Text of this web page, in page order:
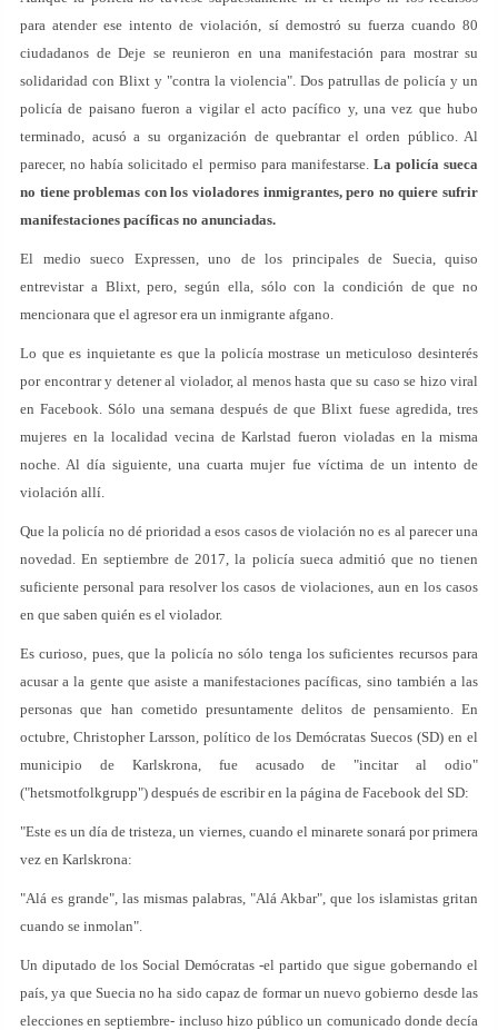
para atender ese intento de violación, sí demostró su fuerza cuando 80
ciudadanos de Deje se reunieron en una manifestación para mostrar su
solidaridad con Blixt y "contra la violencia". Dos patrullas de policía y un
policía de paisano fueron a vigilar el acto pacífico y, una vez que hubo
terminado, acusó a su organización de quebrantar el orden público. Al
parecer, no había solicitado el permiso para manifestarse. La policía sueca
no tiene problemas con los violadores inmigrantes, pero no quiere sufrir
manifestaciones pacíficas no anunciadas.
El medio sueco Expressen, uno de los principales de Suecia, quiso
entrevistar a Blixt, pero, según ella, sólo con la condición de que no
mencionara que el agresor era un inmigrante afgano.
Lo que es inquietante es que la policía mostrase un meticuloso desinterés
por encontrar y detener al violador, al menos hasta que su caso se hizo viral
en Facebook. Sólo una semana después de que Blixt fuese agredida, tres
mujeres en la localidad vecina de Karlstad fueron violadas en la misma
noche. Al día siguiente, una cuarta mujer fue víctima de un intento de
violación allí.
Que la policía no dé prioridad a esos casos de violación no es al parecer una
novedad. En septiembre de 2017, la policía sueca admitió que no tienen
suficiente personal para resolver los casos de violaciones, aun en los casos
en que saben quién es el violador.
Es curioso, pues, que la policía no sólo tenga los suficientes recursos para
acusar a la gente que asiste a manifestaciones pacíficas, sino también a las
personas que han cometido presuntamente delitos de pensamiento. En
octubre, Christopher Larsson, político de los Demócratas Suecos (SD) en el
municipio de Karlskrona, fue acusado de "incitar al odio"
("hetsmotfolkgrupp") después de escribir en la página de Facebook del SD:
"Este es un día de tristeza, un viernes, cuando el minarete sonará por primera
vez en Karlskrona:
"Alá es grande", las mismas palabras, "Alá Akbar", que los islamistas gritan
cuando se inmolan".
Un diputado de los Social Demócratas ­-el partido que sigue gobernando el
país, ya que Suecia no ha sido capaz de formar un nuevo gobierno desde las
elecciones en septiembre- incluso hizo público un comunicado donde decía